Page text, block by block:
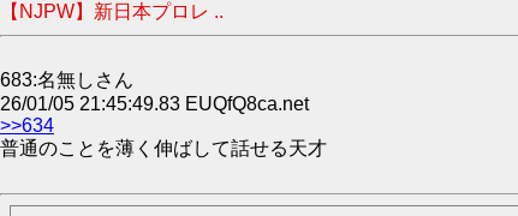
【NJPW】新日本プロレ ..
683:名無しさん
26/01/05 21:45:49.83 EUQfQ8ca.net
>>634
普通のことを薄く伸ばして話せる天才